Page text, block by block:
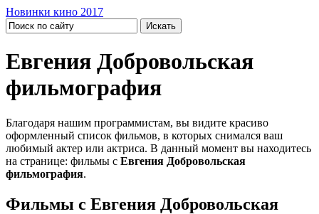
Новинки кино 2017
Евгения Добровольская
фильмография
Благодаря нашим программистам, вы видите красиво
оформленный список фильмов, в которых снимался ваш
любимый актер или актриса. В данный момент вы находитесь
на странице: фильмы с Евгения Добровольская
фильмография.
Фильмы с Евгения Добровольская